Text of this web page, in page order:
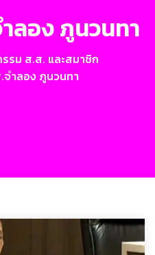
ลอง ภูนวนทา
รม ส.ส. และสมาชิก
ำลอง ภูนวนทา